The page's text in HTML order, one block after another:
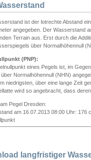
ist der lotrechte Abstand
angegeben. Der Wasserstand
Terrain aus. Erst durch die
über Normalhöhennull
(PNP):
eines Pegels ist, im
Normalhöhennull (NHN)
niedrigsten, über eine lange Zeit
wird so angebracht, dass
Pegel Dresden:
am 16.07.2013 08:00 Uhr: 176
langfristiger